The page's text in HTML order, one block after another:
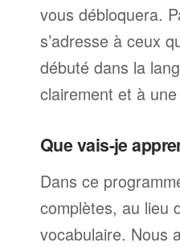
vous débloquera.
s’adresse à ceux
débuté dans la
clairement et à
Que vais-je
Dans ce
complètes, au lieu
vocabulaire. Nous